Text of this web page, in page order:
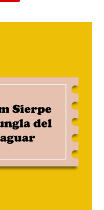
may
chosen
on
the
page